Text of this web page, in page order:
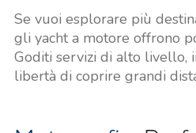
Se vuoi esplorare più
gli yacht a motore offrono
Goditi servizi di alto livello,
libertà di coprire grandi